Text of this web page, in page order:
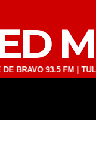
93.5 FM |